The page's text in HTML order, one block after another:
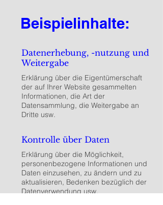
Beispielinhalte:
Datenerhebung, -nutzung und
Weitergabe
Erklärung über die Eigentümerschaft
der auf Ihrer Website gesammelten
Informationen, die Art der
Datensammlung, die Weitergabe an
Dritte usw.
Kontrolle über Daten
Erklärung über die Möglichkeit,
personenbezogene Informationen und
Daten einzusehen, zu ändern und zu
aktualisieren, Bedenken bezüglich der
Datenverwendung usw.